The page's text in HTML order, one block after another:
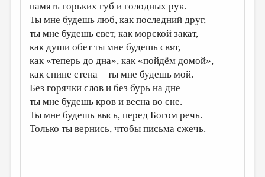
ДАЙДЖЕСТ
ПРОИЗВЕДЕНИЯ
ПЕРЕВОДЫ
КОНКУРСЫ
ДЕТСКАЯ КОМНАТА
КНИЖНАЯ ПОЛКА
ОБЗОР ЛИТЕРАТУРЫ
память горьких губ и голодных рук.
Ты мне будешь люб, как последний друг,
ты мне будешь свет, как морской закат,
как души обет ты мне будешь свят,
как «теперь до дна», как «пойдём домой»,
как спине стена – ты мне будешь мой.
Без горячки слов и без бурь на дне
ты мне будешь кров и весна во сне.
Ты мне будешь высь, перед Богом речь.
Только ты вернись, чтобы письма сжечь.